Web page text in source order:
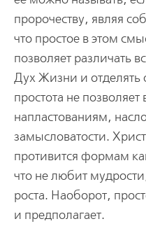
пророчеству, являя
что простое в этом
позволяет различать
Дух Жизни и отделять
простота не
напластованиям,
замысловатости.
противится формам
что не любит
роста. Наоборот,
и предполагает.